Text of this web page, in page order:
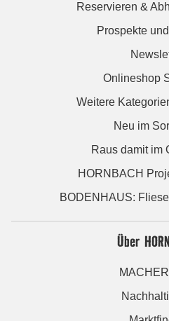
Reservieren &
Prospekte
Onlineshop
Weitere
Neu im
Raus damit im
HORNBACH
BODENHAUS:
Über